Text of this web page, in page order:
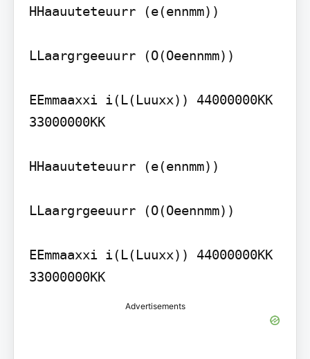
HHaauuteteuurr (e(ennmm))
LLaargrgeeuurr (O(Oeennmm))
EEmmaaxxi i(L(Luuxx)) 44000000KK
33000000KK
HHaauuteteuurr (e(ennmm))
LLaargrgeeuurr (O(Oeennmm))
EEmmaaxxi i(L(Luuxx)) 44000000KK
33000000KK
Advertisements